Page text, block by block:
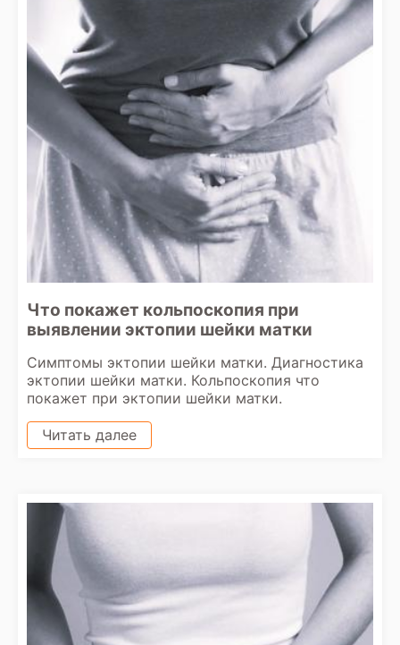
Что покажет кольпоскопия при
выявлении эктопии шейки матки
Симптомы эктопии шейки матки. Диагностика
эктопии шейки матки. Кольпоскопия что
покажет при эктопии шейки матки.
Читать далее